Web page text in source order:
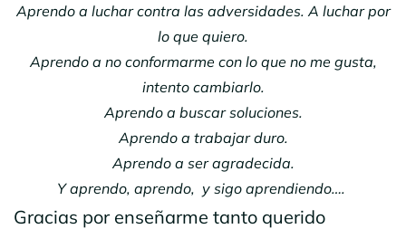
Aprendo a luchar contra las adversidades. A luchar por
lo que quiero.
Aprendo a no conformarme con lo que no me gusta,
intento cambiarlo.
Aprendo a buscar soluciones.
Aprendo a trabajar duro.
Aprendo a ser agradecida.
Y aprendo, aprendo, y sigo aprendiendo….
Gracias por enseñarme tanto querido